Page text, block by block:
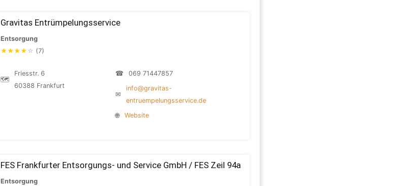
Gravitas Entrümpelungsservice
Entsorgung
★★★★ ☆ (7)
🗺
Friesstr. 6
60388 Frankfurt
☎ 069 71447857
✉
info@gravitas-
entruempelungsservice.de
🌐
Website
FES Frankfurter Entsorgungs- und Service GmbH / FES Zeil 94a
Entsorgung